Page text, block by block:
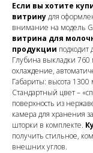
Если вы хотите
витринудля
внимание на модель
витрина для
продукции
Глубина выкладки
охлаждение,
Габариты: высота
Стандартный цвет –
поверхность из
камера для хранения
шторки в комплекте.
получить стильное,
внешних углов.